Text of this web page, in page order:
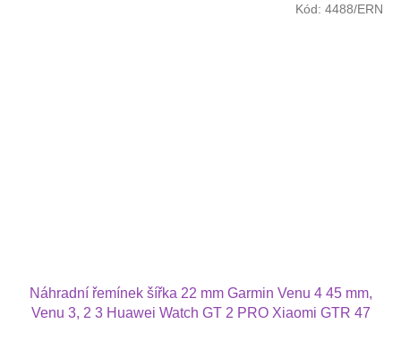
Náhradní řemínek šířka 22 mm Garmin Venu 4 45 mm,
Venu 3, 2 3 Huawei Watch GT 2 PRO Xiaomi GTR 47
Kód: 4488/ERN